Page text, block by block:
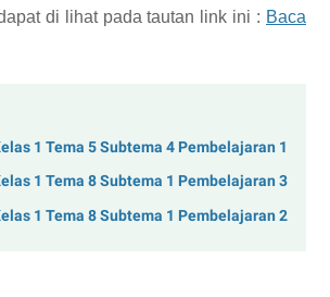
di lihat pada tautan link ini : Baca
1 Tema 5 Subtema 4 Pembelajaran 1
1 Tema 8 Subtema 1 Pembelajaran 3
1 Tema 8 Subtema 1 Pembelajaran 2